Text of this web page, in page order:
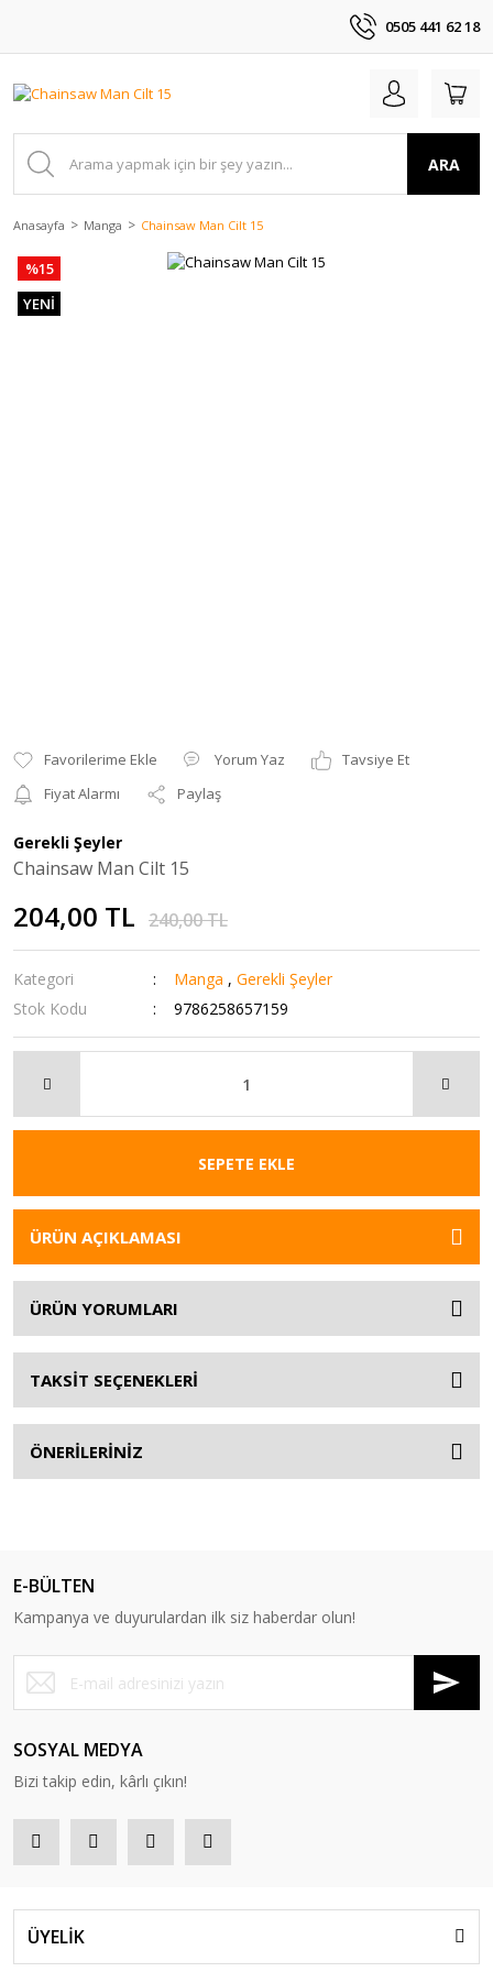
0505 441 62 18
ARA
Anasayfa Manga Chainsaw Man Cilt 15
%15
YENİ
Yorum Yaz
Tavsiye Et
Fiyat Alarmı
Paylaş
Gerekli Şeyler
Chainsaw Man Cilt 15
204,00 TL 240,00 TL
Kategori Manga ,Gerekli Şeyler
Stok Kodu
9786258657159
SEPETE EKLE
ÜRÜN AÇIKLAMASI
ÜRÜN YORUMLARI
TAKSİT SEÇENEKLERİ
ÖNERİLERİNİZ
E-BÜLTEN
Kampanya ve duyurulardan ilk siz haberdar olun!
SOSYAL MEDYA
Bizi takip edin, kârlı çıkın!
ÜYELİK